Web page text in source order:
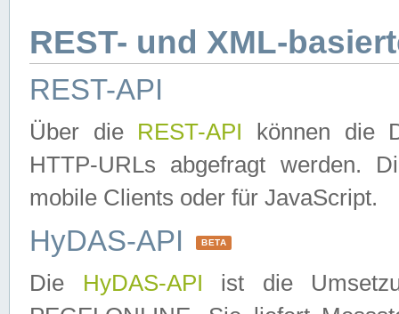
REST- und XML-
REST-API
Über die REST-API können die
HTTP-URLs abgefragt werden.
mobile Clients oder für JavaScript.
HyDAS-API BETA
Die HyDAS-API ist die